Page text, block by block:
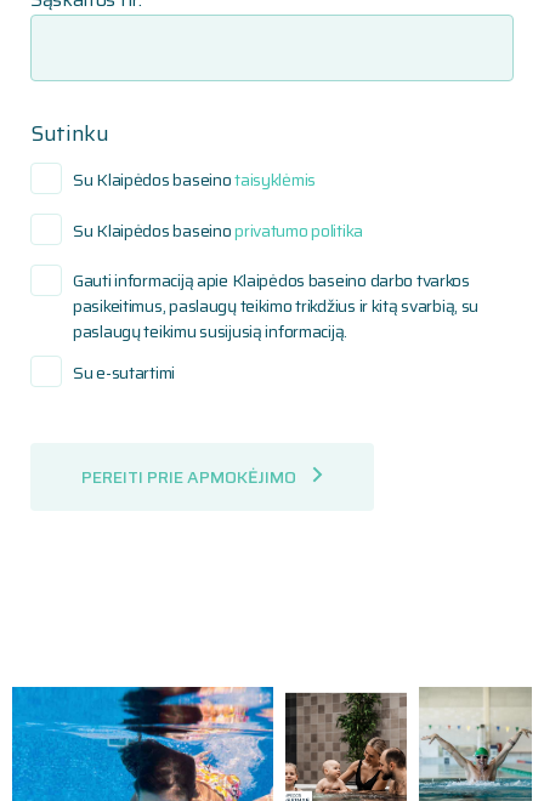
Sutinku
Su Klaipėdos baseinotaisyklėmis
Su Klaipėdos baseinoprivatumo politika
Gauti informaciją apie Klaipėdos baseino darbo tvarkos
pasikeitimus, paslaugų teikimo trikdžius ir kitą svarbią, su
paslaugų teikimu susijusią informaciją.
Su e-sutartimi
PEREITI PRIE APMOKĖJIMO